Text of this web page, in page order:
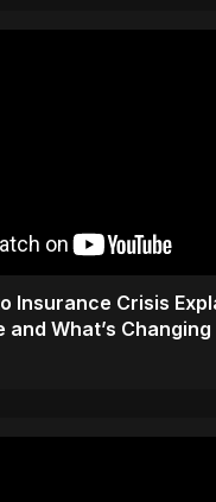
Insurance Crisis
and What’s Changing |
2